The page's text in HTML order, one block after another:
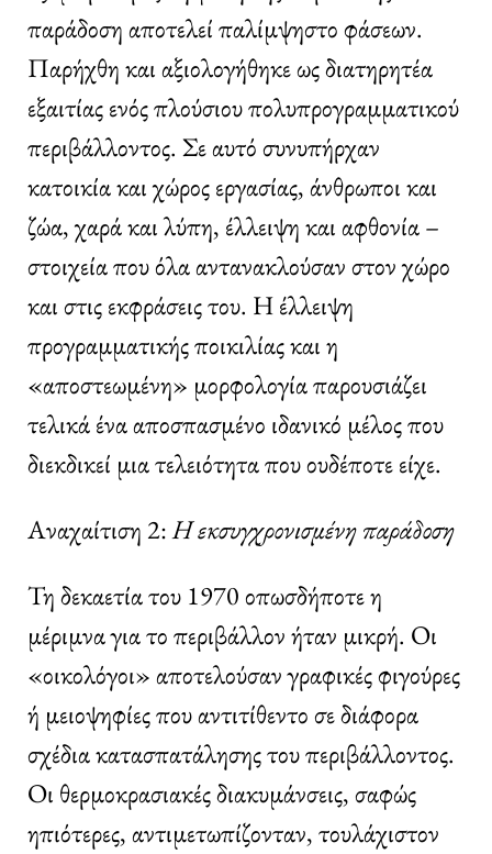
παράδοση αποτελεί παλίμψηστο φάσεων.
Παρήχθη και αξιολογήθηκε ως διατηρητέα
εξαιτίας ενός πλούσιου πολυπρογραμματικού
περιβάλλοντος. Σε αυτό συνυπήρχαν
κατοικία και χώρος εργασίας, άνθρωποι και
ζώα, χαρά και λύπη, έλλειψη και αφθονία –
στοιχεία που όλα αντανακλούσαν στον χώρο
και στις εκφράσεις του. Η έλλειψη
προγραμματικής ποικιλίας και η
«αποστεωμένη» μορφολογία παρουσιάζει
τελικά ένα αποσπασμένο ιδανικό μέλος που
διεκδικεί μια τελειότητα που ουδέποτε είχε.
Αναχαίτιση 2:Η εκσυγχρονισμένη παράδοση
Τη δεκαετία του 1970 οπωσδήποτε η
μέριμνα για το περιβάλλον ήταν μικρή. Οι
«οικολόγοι» αποτελούσαν γραφικές φιγούρες
ή μειοψηφίες που αντιτίθεντο σε διάφορα
σχέδια κατασπατάλησης του περιβάλλοντος.
Οι θερμοκρασιακές διακυμάνσεις, σαφώς
ηπιότερες, αντιμετωπίζονταν, τουλάχιστον